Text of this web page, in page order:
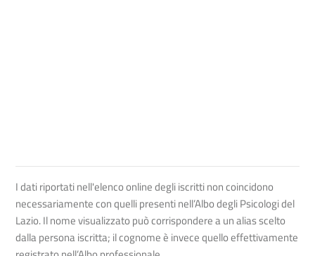
I dati riportati nell'elenco online degli iscritti non coincidono
necessariamente con quelli presenti nell’Albo degli Psicologi del
Lazio. Il nome visualizzato può corrispondere a un alias scelto
dalla persona iscritta; il cognome è invece quello effettivamente